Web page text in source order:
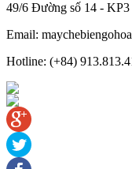
49/6 Đường số 14 -
Email:
Hotline: (+84)